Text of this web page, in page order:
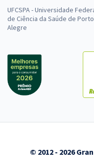
UFCSPA - Universidade
de Ciência da Saúde de Porto
Alegre
© 2012 - 2026